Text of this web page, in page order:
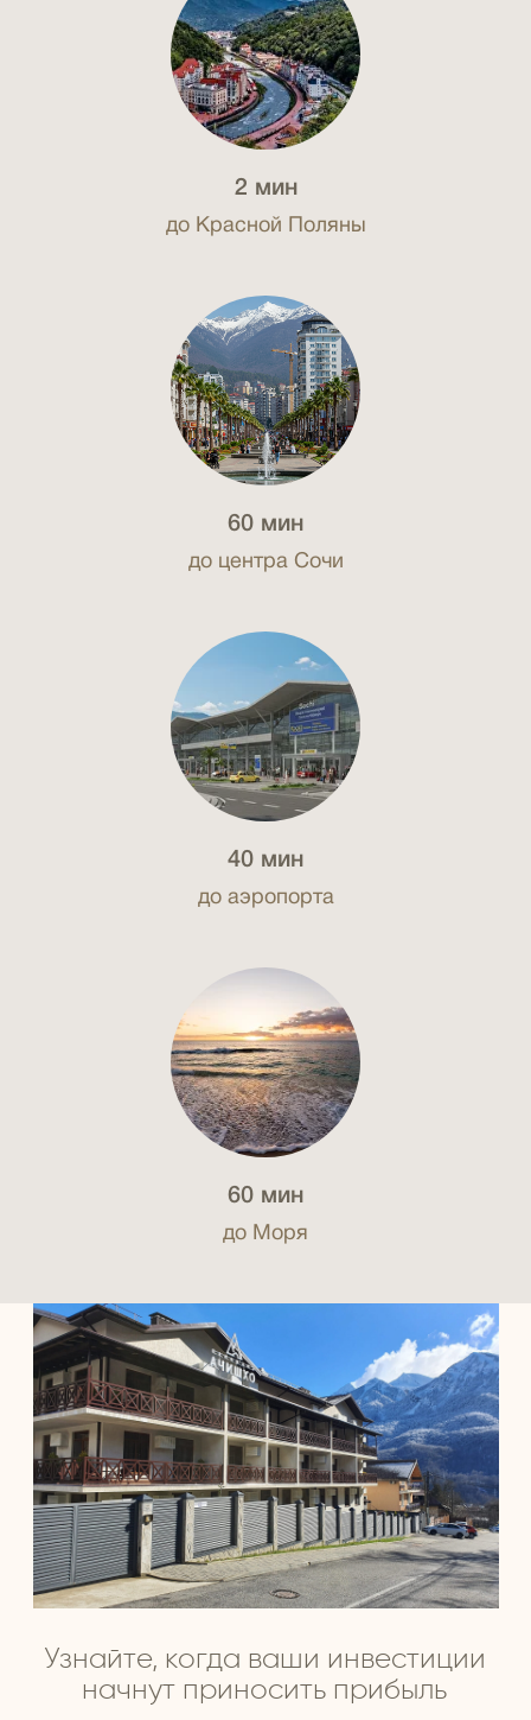
2 мин
до Красной Поляны
60 мин
до центра Сочи
40 мин
до аэропорта
60 мин
до Моря
Узнайте, когда ваши инвестиции
начнут приносить прибыль